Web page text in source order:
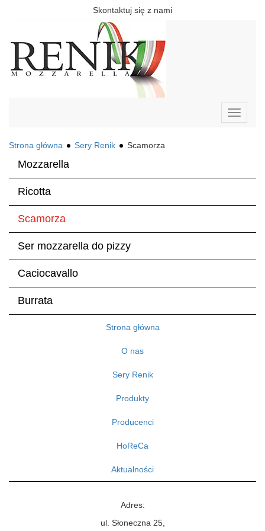
Skontaktuj się z nami
Toggle
Strona główna Sery Renik Scamorza
Mozzarella
Ricotta
Scamorza
Ser mozzarella do pizzy
Caciocavallo
Burrata
Strona główna
O nas
Sery Renik
Produkty
Producenci
HoReCa
Aktualności
Adres:
ul. Słoneczna 25,